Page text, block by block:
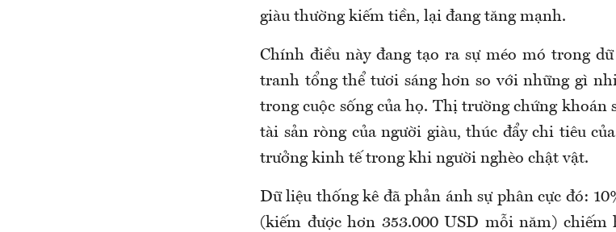
giàu thường kiếm tiền, lại đang tăng mạnh.
Chính điều này đang tạo ra sự méo mó trong
tranh tổng thể tươi sáng hơn so với những gì
trong cuộc sống của họ. Thị trường chứng khoán
tài sản ròng của người giàu, thúc đẩy chi tiêu
trưởng kinh tế trong khi người nghèo chật vật.
Dữ liệu thống kê đã phản ánh sự phân cực đó:
(kiếm được hơn 353.000 USD mỗi năm)